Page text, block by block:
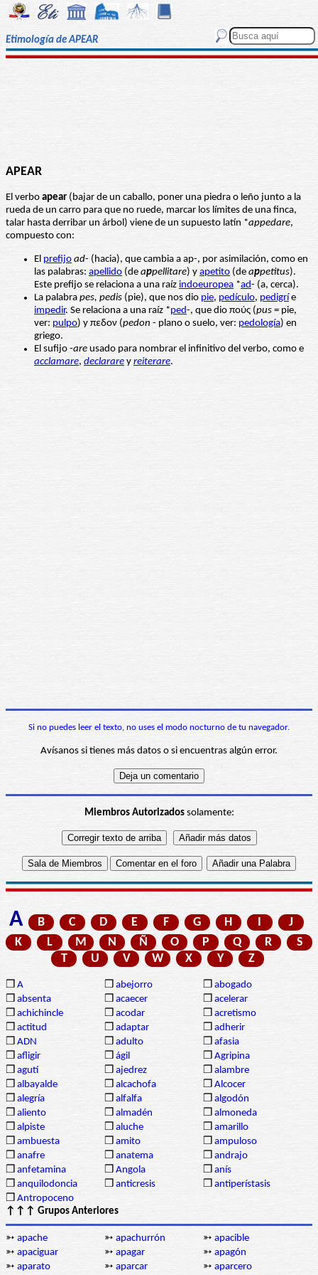
Etimología de APEAR
APEAR
El verbo apear (bajar de un caballo, poner una piedra o leño junto a la
rueda de un carro para que no ruede, marcar los límites de una finca,
talar hasta derribar un árbol) viene de un supuesto latín *appedare,
compuesto con:
El prefijo ad- (hacia), que cambia a ap-, por asimilación, como en
las palabras: apellido (de appellitare) y apetito (de appetitus).
Este prefijo se relaciona a una raíz indoeuropea *ad- (a, cerca).
La palabra pes, pedis (pie), que nos dio pie, pedículo, pedigrí e
impedir. Se relaciona a una raíz *ped-, que dio πούς (pus = pie,
ver: pulpo) y πεδον (pedon - plano o suelo, ver: pedología) en
griego.
El sufijo -are usado para nombrar el infinitivo del verbo, como e
acclamare, declarare y reiterare.
Si no puedes leer el texto, no uses el modo nocturno de tu navegador.
Avísanos si tienes más datos o si encuentras algún error.
Miembros Autorizadossolamente:
A B C D E F G H I
J
K
L M N Ñ O P Q R
S
T
U V W X Y Z
❒ A ❒ abejorro ❒ abogado
❒ absenta ❒ acaecer ❒ acelerar
❒ achichincle ❒ acodar ❒ acretismo
❒ actitud ❒ adaptar ❒ adherir
❒ ADN ❒ adulto ❒ afasia
❒ afligir ❒ ágil ❒ Agripina
❒ agutí ❒ ajedrez ❒ alambre
❒ albayalde ❒ alcachofa ❒ Alcocer
❒ alegría ❒ alfalfa ❒ algodón
❒ aliento ❒ almadén ❒ almoneda
❒ alpiste ❒ aluche ❒ amarillo
❒ ambuesta ❒ amito ❒ ampuloso
❒ anafre ❒ anatema ❒ andrajo
❒ anfetamina ❒ Angola ❒ anís
❒ anquilodoncia ❒ anticresis ❒ antiperístasis
❒ Antropoceno
↑↑↑ Grupos Anteriores
➳ apache ➳ apachurrón ➳ apacible
➳ apaciguar ➳ apagar ➳ apagón
➳ aparato ➳ aparcar ➳ aparcero